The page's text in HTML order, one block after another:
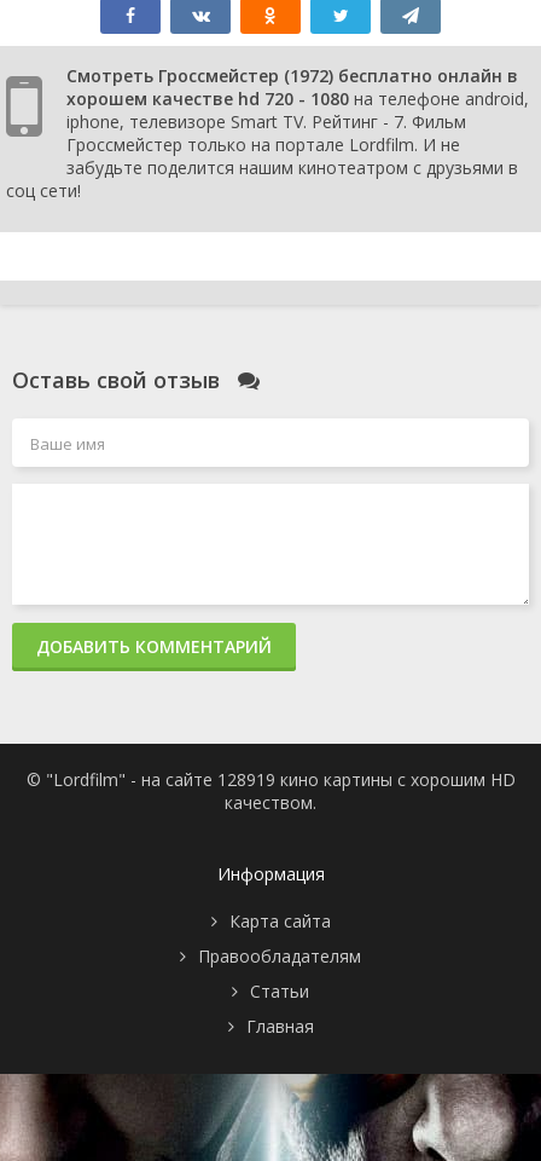
Смотреть Гроссмейстер (1972) бесплатно онлайн в
хорошем качестве hd 720 - 1080 на телефоне android,
iphone, телевизоре Smart TV. Рейтинг - 7. Фильм
Гроссмейстер только на портале Lordfilm. И не
забудьте поделится нашим кинотеатром с друзьями в
соц сети!
Оставь свой отзыв
ДОБАВИТЬ КОММЕНТАРИЙ
© "Lordfilm" - на сайте 128919 кино картины с хорошим HD
качеством.
Информация
Карта сайта
Правообладателям
Статьи
Главная